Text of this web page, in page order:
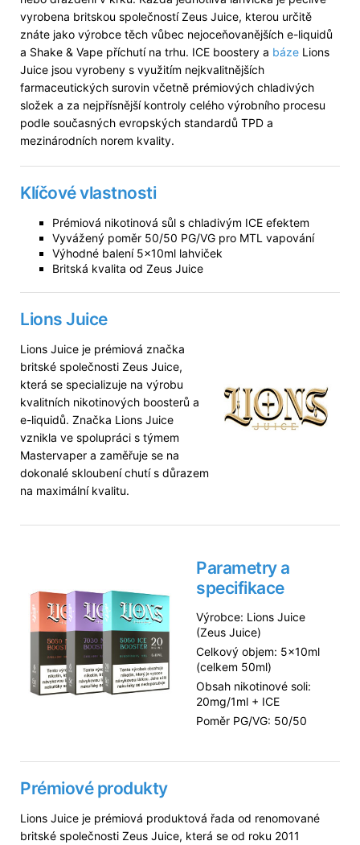
vyrobena britskou společností Zeus Juice, kterou určitě
znáte jako výrobce těch vůbec nejoceňovanějších e-liquidů
a Shake & Vape příchutí na trhu. ICE boostery a báze Lions
Juice jsou vyrobeny s využitím nejkvalitnějších
farmaceutických surovin včetně prémiových chladivých
složek a za nejpřísnější kontroly celého výrobního procesu
podle současných evropských standardů TPD a
mezinárodních norem kvality.
Klíčové vlastnosti
Prémiová nikotinová sůl s chladivým ICE efektem
Vyvážený poměr 50/50 PG/VG pro MTL vapování
Výhodné balení 5×10ml lahviček
Britská kvalita od Zeus Juice
Lions Juice
Lions Juice je prémiová značka
britské společnosti Zeus Juice,
která se specializuje na výrobu
kvalitních nikotinových boosterů a
e-liquidů. Značka Lions Juice
vznikla ve spolupráci s týmem
Mastervaper a zaměřuje se na
dokonalé skloubení chutí s důrazem
na maximální kvalitu.
Parametry a
specifikace
Výrobce: Lions Juice
(Zeus Juice)
Celkový objem: 5×10ml
(celkem 50ml)
Obsah nikotinové soli:
20mg/1ml + ICE
Poměr PG/VG: 50/50
Prémiové produkty
Lions Juice je prémiová produktová řada od renomované
britské společnosti Zeus Juice, která se od roku 2011